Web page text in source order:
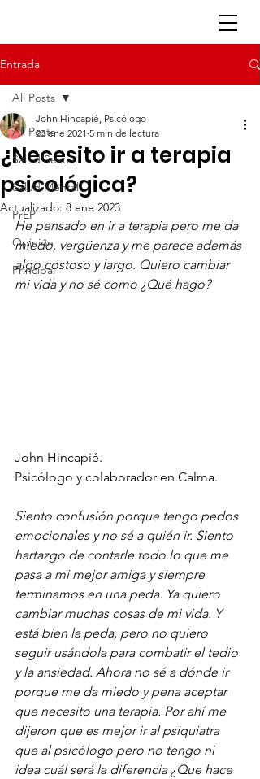
Entrada
All Posts
Salud Sexual
Salud Mental
PrEP
Opinión
Principal
All Posts
¿Necesito ir a terapia
psicológica?
John Hincapié, Psicólogo
23 ene 2021 5 min de lectura
Actualizado: 8 ene 2023
He pensado en ir a terapia pero me da
miedo, vergüenza y me parece además
algo costoso y largo. Quiero cambiar
mi vida y no sé como ¿Qué hago?
John Hincapié.
Psicólogo y colaborador en Calma.
Siento confusión porque tengo pedos
emocionales y no sé a quién ir. Siento
hartazgo de contarle todo lo que me
pasa a mi mejor amiga y siempre
terminamos en una peda. Ya quiero
cambiar muchas cosas de mi vida. Y
está bien la peda, pero no quiero
seguir usándola para combatir el tedio
y la ansiedad. Ahora no sé a dónde ir
porque me da miedo y pena aceptar
que necesito una terapia. Por ahí me
dijeron que es mejor ir al psiquiatra
que al psicólogo pero no tengo ni
idea cuál será la diferencia ¿Que hace